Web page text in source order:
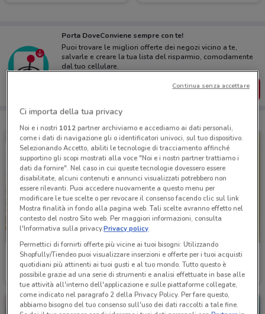
Porta DoveConviene sempre con te!
Puoi trovare le migliori offerte dei negozi vicino a te,
salvarle e creare la tua lista del risparmio, comodamente
dal tuo cellulare.
SCARICA L’APP
Hervit
Scade il 22/09 8.6 km
Fazzini
Scade il 31/12 15.6 km
Ci importa della tua privacy
Noi e i nostri 1012partner archiviamo e accediamo ai dati personali,
come i dati di navigazione gli o identificatori univoci, sul tuo dispositivo.
Selezionando Accetto, abiliti le tecnologie di tracciamento affinché
supportino gli scopi mostrati alla voce "Noi e i nostri partner trattiamo i
dati da fornire". Nel caso in cui queste tecnologie dovessero essere
disabilitate, alcuni contenuti e annunci visualizzati potrebbero non
essere rilevanti. Puoi accedere nuovamente a questo menu per
modificare le tue scelte o per revocare il consenso facendo clic sul link
Mostra finalità in fondo alla pagina web. Tali scelte avranno effetto nel
contesto del nostro Sito web. Per maggiori informazioni, consulta
l'Informativa sulla privacy.Privacy policy
Permettici di fornirti offerte più vicine ai tuoi bisogni: Utilizzando
Shopfully/Tiendeo puoi visualizzare inserzioni e offerte per i tuoi acquisti
quotidiani più attinenti ai tuoi gusti e al tuo mondo. Tutto questo è
possibile grazie ad una serie di strumenti e analisi effettuate in base alle
tue attività all'interno dell'applicazione e sulle piattaforme collegate,
come indicato nel paragrafo 2 della Privacy Policy. Per fare questo,
abbiamo bisogno del tuo consenso sull'uso dei dati raccolti a tale fine.
Continua senza accettare